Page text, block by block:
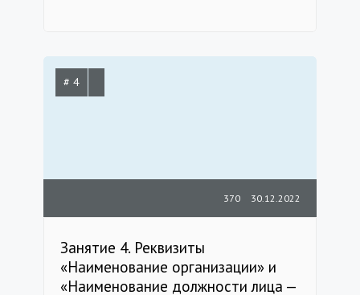
# 4
30.12.2022
370
Занятие 4. Реквизиты
«Наименование организации» и
«Наименование должности лица —